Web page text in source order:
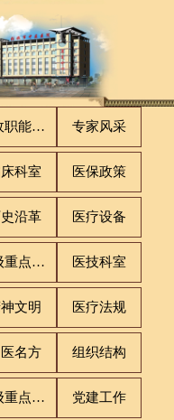
行政职能科室 专家风采
科室 医保政策
沿革 医疗设备
省级重点专科 医技科室
文明 医疗法规
名方 组织结构
市级重点专科 党建工作